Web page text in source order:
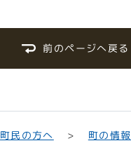
前のページへ戻る
町民の方へ 町の情報